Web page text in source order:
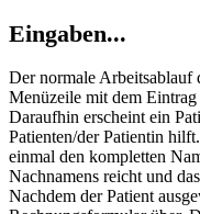
Eingaben...
Der normale Arbeitsablauf
Menüzeile mit dem Eintrag
Daraufhin erscheint ein
Patienten/der Patientin
einmal den kompletten
Nachnamens reicht und
Nachdem der Patient